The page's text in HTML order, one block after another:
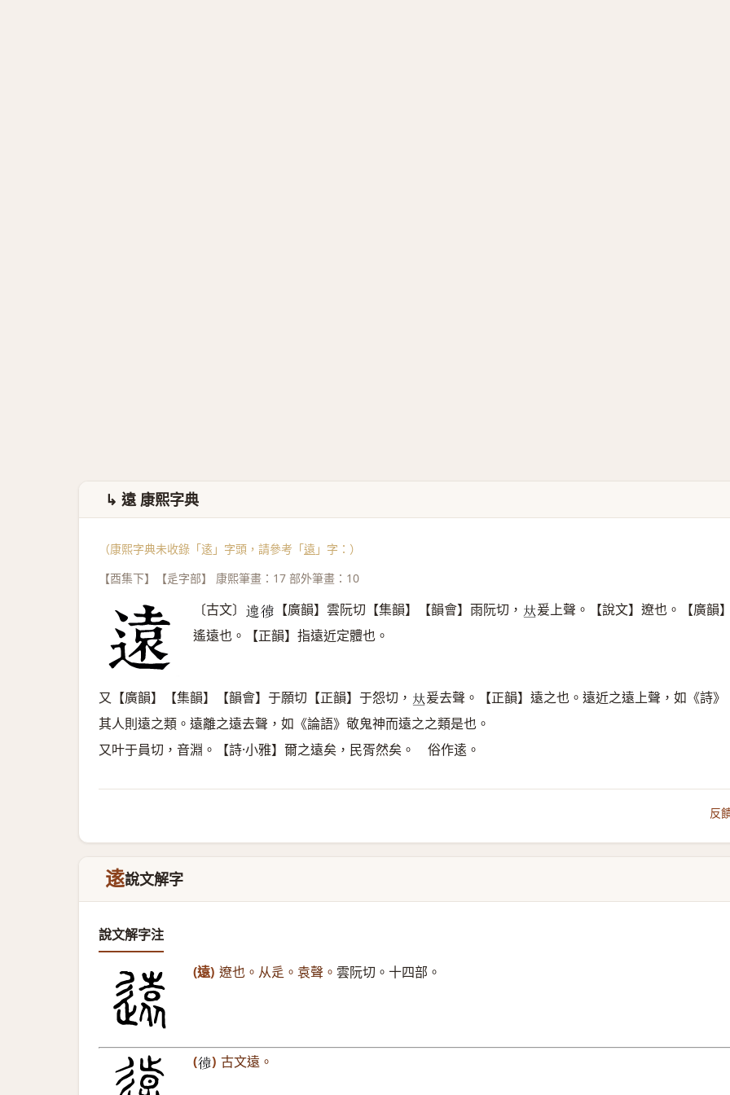
↳ 遠 康熙字典
（康熙字典未收錄「逺」字頭，請參考「遠 」字：）
【酉集下】【辵字部】 康熙筆畫：17 部外筆畫：10
〔古文〕 𨖸 𢕱 【廣韻】雲阮切【集韻】【韻會】雨阮切， 𠀤爰上聲。【說文】遼也。【廣韻
遙遠也。【正韻】指遠近定體也。
又【廣韻】【集韻】【韻會】于願切【正韻】于怨切， 𠀤爰去聲。【正韻】遠之也。遠近之遠上聲，如《詩》
其人則遠之類。遠離之遠去聲，如《論語》敬鬼神而遠之之類是也。
又叶于員切，音淵。【詩·小雅】爾之遠矣，民胥然矣。 俗作逺。
反
逺說文解字
說文解字注
(遠) 遼也。从辵。袁聲。 雲阮切。十四部。
(𢕱 ) 古文遠。